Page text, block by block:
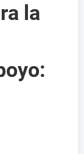
la